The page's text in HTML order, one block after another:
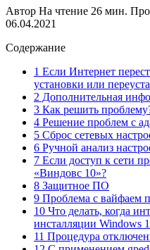
Автор На чтение 26 мин.
06.04.2021
Содержание
1 Если Интернет
установки или
2 Дополнительная
3 Как решить
4 Решение проблем с
5 Сброс сетевых
6 Ручной анализ
7 Если доступ к сети
«Виндовс 10»?
8 Защитное ПО
9 Проблема с вайфаем
10 Что делать, когда
инсталляции Windows
11 Процедура